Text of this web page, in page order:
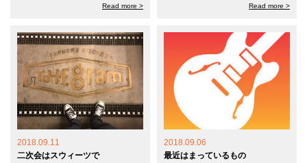
Read more > Read more >
2018.09.11
二次会はスウィーツで
2018.09.06
最近はまっているもの